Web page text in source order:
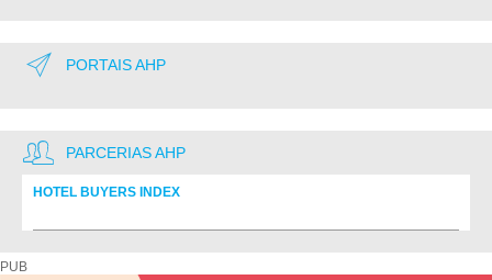
PORTAIS AHP
PARCERIAS AHP
HOTEL BUYERS INDEX
PUB